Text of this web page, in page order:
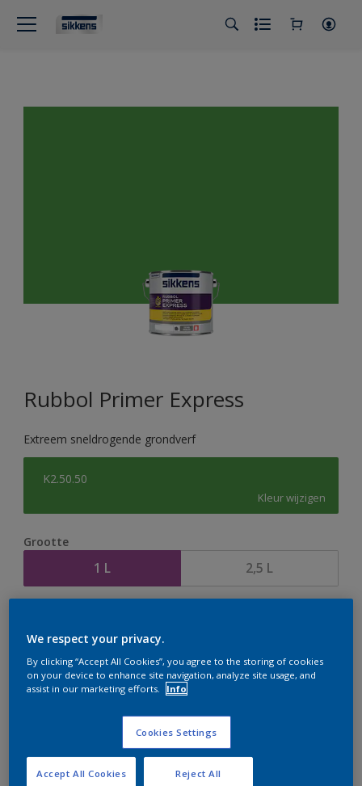
Rubbol Primer Express
Extreem sneldrogende grondverf
K2.50.50
Kleur wijzigen
Grootte
1 L 2,5 L
te bestellen. Houd de website in de gaten, we werken
er hard aan om de voorraad aan te vullen.
We respect your privacy.
By clicking “Accept All Cookies”, you agree to the storing of cookies
on your device to enhance site navigation, analyze site usage, and
assist in our marketing efforts.
Info
Cookies Settings
Reject All
Accept All Cookies